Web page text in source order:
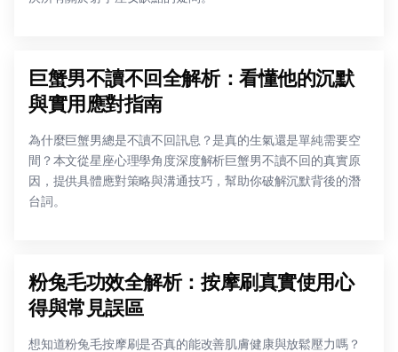
巨蟹男不讀不回全解析：看懂他的沉默
與實用應對指南
為什麼巨蟹男總是不讀不回訊息？是真的生氣還是單純需要空
間？本文從星座心理學角度深度解析巨蟹男不讀不回的真實原
因，提供具體應對策略與溝通技巧，幫助你破解沉默背後的潛
台詞。
粉兔毛功效全解析：按摩刷真實使用心
得與常見誤區
想知道粉兔毛按摩刷是否真的能改善肌膚健康與放鬆壓力嗎？